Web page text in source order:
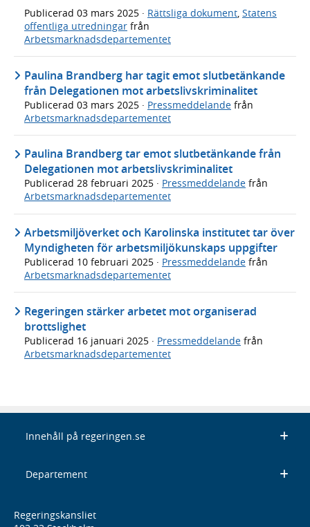
Publicerad 03 mars 2025 · Rättsliga dokument, Statens
offentliga utredningar från
Arbetsmarknadsdepartementet
Paulina Brandberg har tagit emot slutbetänkande
från Delegationen mot arbetslivskriminalitet
Publicerad 03 mars 2025 · Pressmeddelande från
Arbetsmarknadsdepartementet
Paulina Brandberg tar emot slutbetänkande från
Delegationen mot arbetslivskriminalitet
Publicerad 28 februari 2025 · Pressmeddelande från
Arbetsmarknadsdepartementet
Arbetsmiljöverket och Karolinska institutet tar över
Myndigheten för arbetsmiljökunskaps uppgifter
Publicerad 10 februari 2025 · Pressmeddelande från
Arbetsmarknadsdepartementet
Regeringen stärker arbetet mot organiserad
brottslighet
Publicerad 16 januari 2025 · Pressmeddelande från
Arbetsmarknadsdepartementet
Innehåll på regeringen.se
Departement
Regeringskansliet